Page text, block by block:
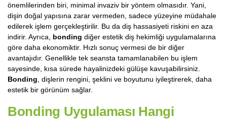
önemlilerinden biri, minimal invaziv bir yöntem olmasıdır. Yani,
dişin doğal yapısına zarar vermeden, sadece yüzeyine müdahale
edilerek işlem gerçekleştirilir. Bu da diş hassasiyeti riskini en aza
indirir. Ayrıca, bonding diğer estetik diş hekimliği uygulamalarına
göre daha ekonomiktir. Hızlı sonuç vermesi de bir diğer
avantajıdır. Genellikle tek seansta tamamlanabilen bu işlem
sayesinde, kısa sürede hayalinizdeki gülüşe kavuşabilirsiniz.
Bonding , dişlerin rengini, şeklini ve boyutunu iyileştirerek, daha
estetik bir görünüm sağlar.
Bonding Uygulaması Hangi